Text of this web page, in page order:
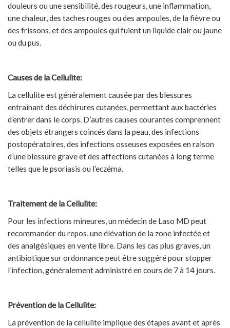
douleurs ou une sensibilité, des rougeurs, une inflammation,
une chaleur, des taches rouges ou des ampoules, de la fièvre ou
des frissons, et des ampoules qui fuient un liquide clair ou jaune
ou du pus.
Causes de la Cellulite:
La cellulite est généralement causée par des blessures
entraînant des déchirures cutanées, permettant aux bactéries
d’entrer dans le corps. D’autres causes courantes comprennent
des objets étrangers coincés dans la peau, des infections
postopératoires, des infections osseuses exposées en raison
d’une blessure grave et des affections cutanées à long terme
telles que le psoriasis ou l’eczéma.
Traitement de la Cellulite:
Pour les infections mineures, un médecin de Laso MD peut
recommander du repos, une élévation de la zone infectée et
des analgésiques en vente libre. Dans les cas plus graves, un
antibiotique sur ordonnance peut être suggéré pour stopper
l’infection, généralement administré en cours de 7 à 14 jours.
Prévention de la Cellulite:
La prévention de la cellulite implique des étapes avant et après